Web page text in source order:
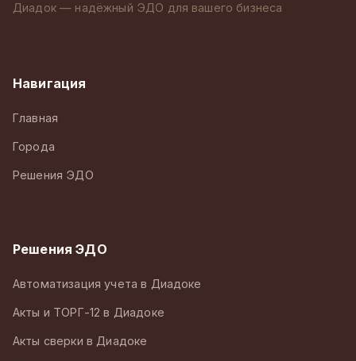
Диадок — надёжный ЭДО для вашего бизнеса
Навигация
Главная
Города
Решения ЭДО
Решения ЭДО
Автоматизация учета в Диадоке
Акты и ТОРГ-12 в Диадоке
Акты сверки в Диадоке